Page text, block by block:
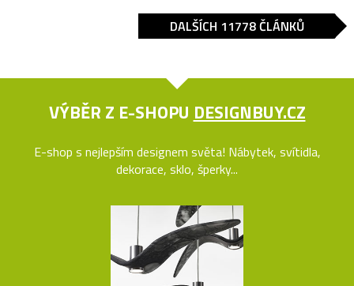
DALŠÍCH 11778 ČLÁNKŮ
VÝBĚR Z E-SHOPU DESIGNBUY.CZ
E-shop s nejlepším designem světa! Nábytek, svítidla,
dekorace, sklo, šperky...